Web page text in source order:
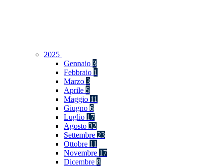
2025
Gennaio 3
Febbraio 1
Marzo 3
Aprile 5
Maggio 11
Giugno 6
Luglio 17
Agosto 32
Settembre 23
Ottobre 11
Novembre 17
Dicembre 8